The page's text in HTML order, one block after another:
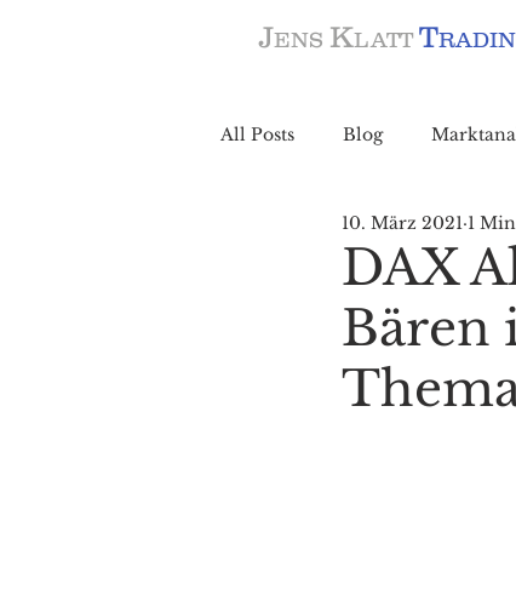
JENS KLATT T
All Posts Blog
DAX
Bären
10. März 2021 1